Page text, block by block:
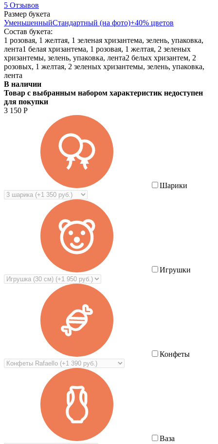
5 Отзывов
Размер букета
УменьшенныйСтандартный (на фото)+40% цветов
Состав букета:
1 розовая, 1 желтая, 1 зеленая хризантема, зелень, упаковка,
лента1 белая хризантема, 1 розовая, 1 желтая, 2 зеленых
хризантемы, зелень, упаковка, лента2 белых хризантем, 2
розовых, 1 желтая, 2 зеленых хризантемы, зелень, упаковка,
лента
В наличии
Товар с выбранным набором характеристик недоступен
для покупки
3 150 Р
Шарики
Игрушки
Конфеты
Ваза